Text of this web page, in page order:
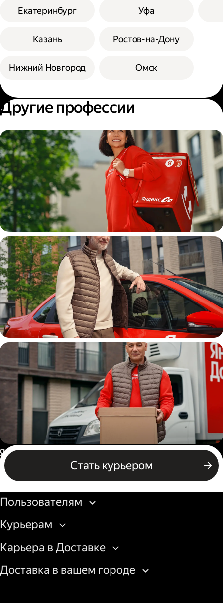
Екатеринбург
Казань
Нижний Новгород
Уфа
Ростов-на-Дону
Омск
Другие профессии
Пеший курьер
Автокурьер
Водитель грузового авто
Стать курьером
Россия
Бизнесу
Пользователям
Курьерам
Карьера в Доставке
Доставка в вашем городе